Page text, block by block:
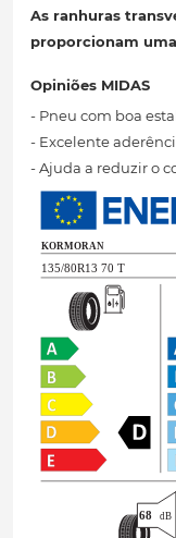
As ranhuras
proporcionam
Opiniões MIDAS
- Pneu com boa
- Excelente
- Ajuda a reduzir o